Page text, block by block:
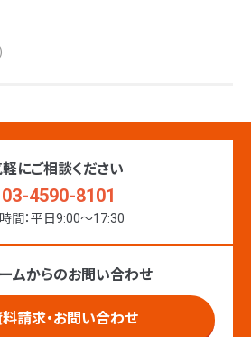
にご相談ください
03-4590-8101
間：平日9:00〜17:30
ムからのお問い合わせ
請求・お問い合わせ